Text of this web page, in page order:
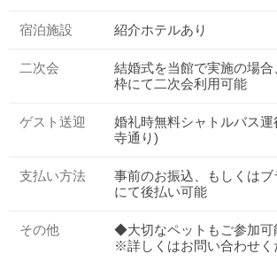
宿泊施設 紹介ホテルあり
二次会
結婚式を当館で実施の場合
枠にて二次会利用可能
ゲスト送迎
婚礼時無料シャトルバス
寺通り)
支払い方法
事前のお振込、もしくは
にて後払い可能
その他
◆大切なペットもご参加可
※詳しくはお問い合わせく